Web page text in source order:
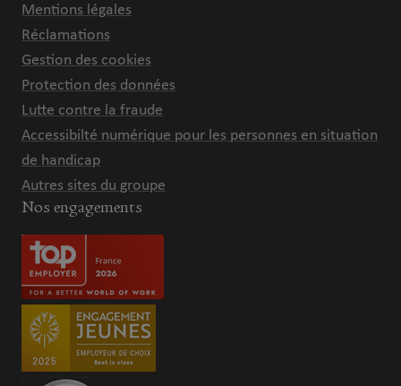
Mentions légales
Réclamations
Gestion des cookies
Protection des données
Lutte contre la fraude
Accessibilté numérique pour les personnes en situation
de handicap
Autres sites du groupe
Nos engagements